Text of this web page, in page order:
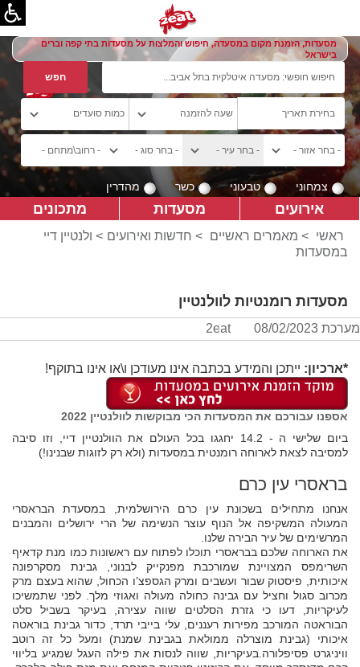
מסעדות, הזמנת מקום במסעדה, חיפוש והמלצות על מסעדות בתי קפה וברים
בישראל
צמחוני טבעוני כשר מהדרין
אירועים מסעדות מתכונים
ראשי > מאמרים ראשיים > חדשות ואירועים > ולנטיין דיי
במסעדות
מסעדות רומנטיות לוולנטיין
מערכת 2eat 08/02/2023
*ארכיון: ייתכן והמידע בכתבה אינו מעודכן ו\או אינו בתוקף!
אספנו עבורכם את המסעדות הכי מבוקשות לוולנטיין 2022
ביום שלישי ה - 14.2 יחגגו בכל העולם את הוולנטיין דיי, וזו סיבה
למסיבה לצאת לארוחה רומנטית במסעדות (ולא רק לזוגות שבנינו!)
בראסרי עין כרם
אנחנו מתחילים בשכונת עין כרם הירושלמית, במסעדת הבראסרי
המעולה המשקיפה אל הנוף עוצר הנשימה של הרי ירושלים והמבנים
המרשימים של עיר הבירה שלנו.
את הארוחה שלכם בבראסרי תוכלו לפתוח עם ראשונות כמו מנת קדאיף
השרימפס המצויינת שמורכבת מפנקייק לבנוני, גבינת מסקרפונה
איכותית, פיסטוק שבור ועשבים ומרק הגספצ’ו הכחול, שהוא בעצם מרק
מכרוב סגול וחציל עם גבינה כחולה מעולה ואגוזי מלך. לפני שתמשיכו
לעיקריות, דעו כי גזרת הסלטים שווה עצירה, בעיקר בשביל סלט
הבוראטה המורכב מפירות רעננים, עלי בייבי תרד, כדור גבינת בוראטה
איכותי (גבינת מוצרלה ממולאת בגבינת שמנת) ומעל כל זה רוטב
וויניגרט פסיפלורה.בעיקריות, שווה לנסות את פילה העגל שמגיע בליווי